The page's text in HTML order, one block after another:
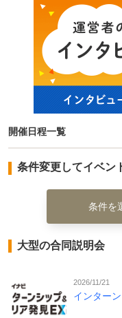
開催日程一覧
条件変更してイベン
条件を
大型の合同説明会
2026/11/21
インター